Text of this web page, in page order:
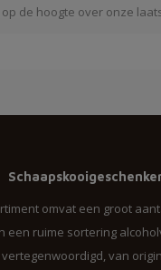
op de hoogte over onze
omvat een groot
een ruime sortering
van